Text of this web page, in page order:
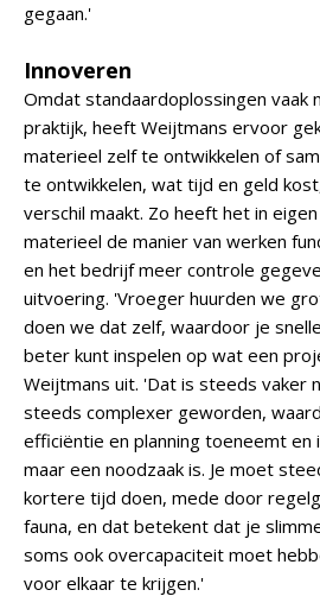
gegaan.'
Innoveren
Omdat standaardoplossingen vaak
praktijk, heeft Weijtmans ervoor
materieel zelf te ontwikkelen of
te ontwikkelen, wat tijd en geld
verschil maakt. Zo heeft het in
materieel de manier van werken
en het bedrijf meer controle
uitvoering. 'Vroeger huurden we
doen we dat zelf, waardoor je
beter kunt inspelen op wat een
Weijtmans uit. 'Dat is steeds vaker
steeds complexer geworden,
efficiëntie en planning toeneemt en
maar een noodzaak is. Je moet
kortere tijd doen, mede door
fauna, en dat betekent dat je
soms ook overcapaciteit moet
voor elkaar te krijgen.'